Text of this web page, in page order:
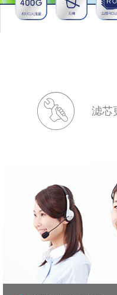
滤芯